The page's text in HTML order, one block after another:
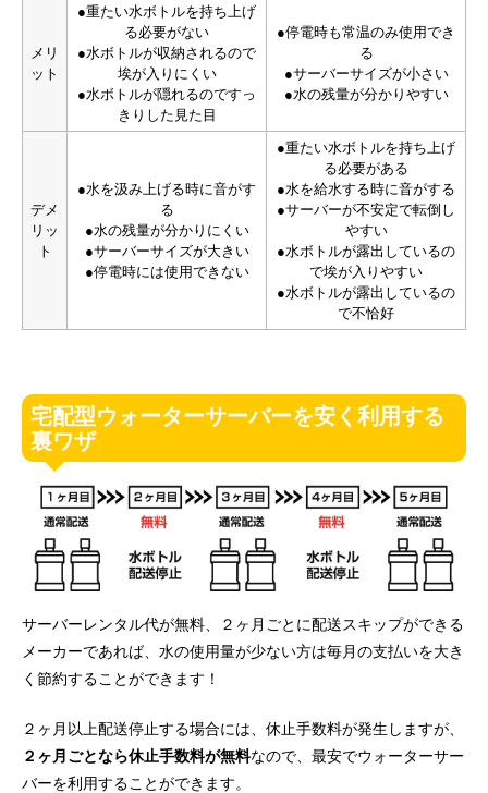
メリ
ット
●重たい水ボトルを持ち上げ
る必要がない
●水ボトルが収納されるので
埃が入りにくい
●水ボトルが隠れるのですっ
きりした見た目
●停電時も常温のみ使用でき
る
●サーバーサイズが小さい
●水の残量が分かりやすい
デメ
リッ
ト
●水を汲み上げる時に音がす
る
●水の残量が分かりにくい
●サーバーサイズが大きい
●停電時には使用できない
●重たい水ボトルを持ち上げ
る必要がある
●水を給水する時に音がする
●サーバーが不安定で転倒し
やすい
●水ボトルが露出しているの
で埃が入りやすい
●水ボトルが露出しているの
で不恰好
宅配型ウォーターサーバーを安く利用する
裏ワザ
サーバーレンタル代が無料、２ヶ月ごとに配送スキップができる
メーカーであれば、水の使用量が少ない方は毎月の支払いを大き
く節約することができます！
２ヶ月以上配送停止する場合には、休止手数料が発生しますが、
２ヶ月ごとなら休止手数料が無料なので、最安でウォーターサー
バーを利用することができます。